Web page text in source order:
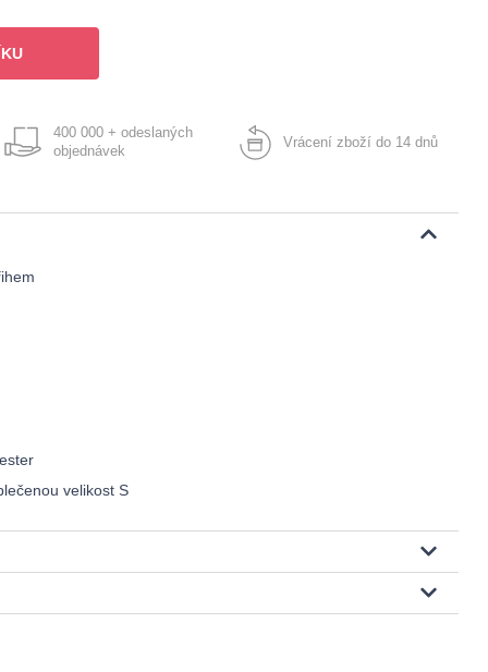
400 000 + odeslaných
objednávek
Vrácení zboží do 14 dnů
velikost S